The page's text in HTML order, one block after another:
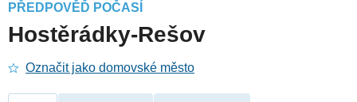
PŘEDPOVĚĎ POČASÍ
Hostěrádky-Rešov
Označit jako domovské město